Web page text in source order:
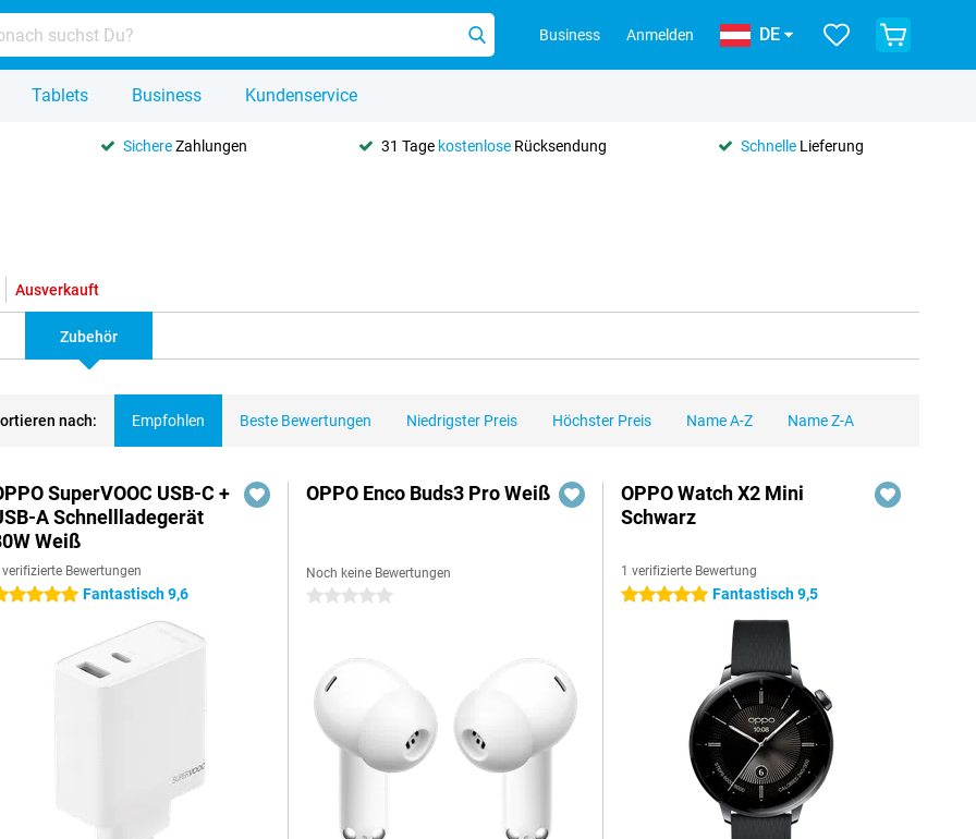
Business Anmelden DE
Tablets Business Kundenservice
SichereZahlungen 31 Tage kostenloseRücksendung SchnelleLieferung
Ausverkauft
Zubehör
nach: Empfohlen Beste Bewertungen Niedrigster Preis Höchster Preis Name A-Z Name Z-A
SuperVOOC USB-C +
A Schnellladegerät
Weiß
Bewertungen
Sterne Fantastisch 9,6
OPPO Enco Buds3 Pro Weiß
Noch keine Bewertungen
0 Sterne
OPPO Watch X2 Mini
Schwarz
1 verifizierte Bewertung
5 Sterne Fantastisch 9,5